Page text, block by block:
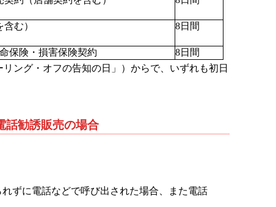
む） 8日間
保険・損害保険契約
8日間
ング・オフの告知の日」）からで、いずれも初日
話勧誘販売の場合
ずに電話などで呼び出された場合、また電話